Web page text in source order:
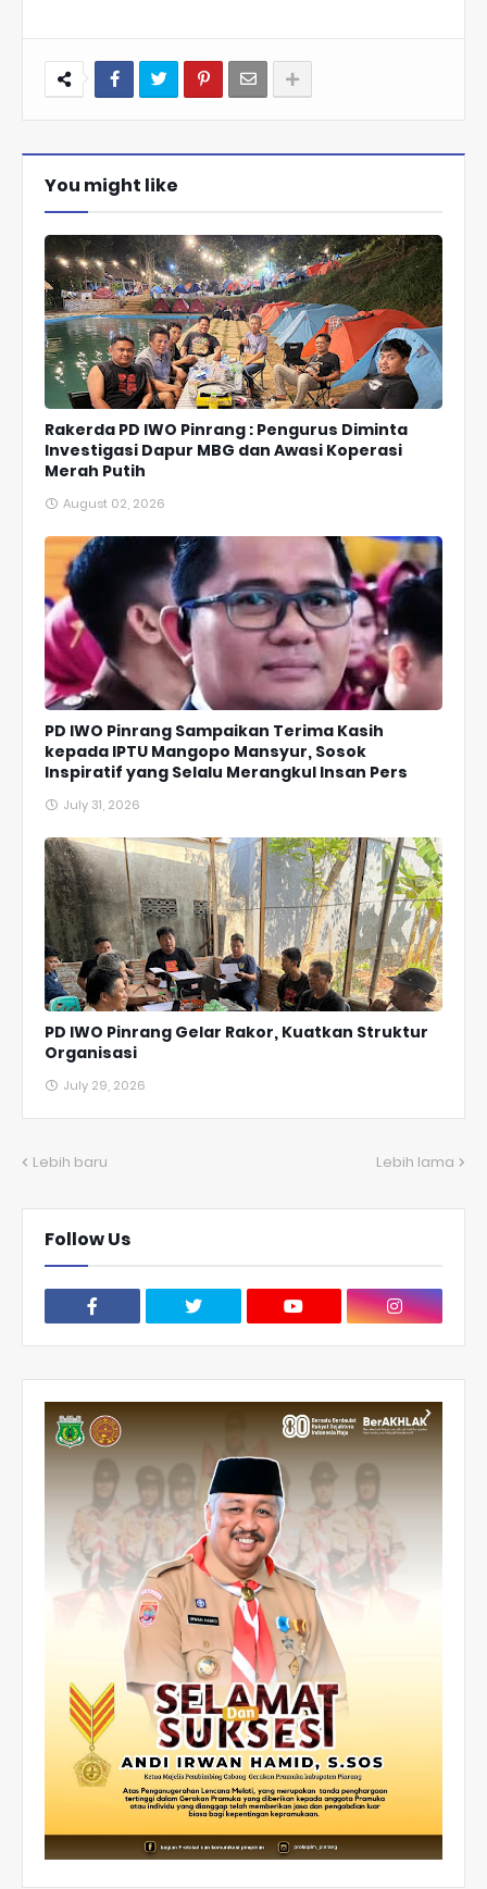
You might like
Rakerda PD IWO Pinrang : Pengurus Diminta
Investigasi Dapur MBG dan Awasi Koperasi
Merah Putih
August 02, 2026
PD IWO Pinrang Sampaikan Terima Kasih
kepada IPTU Mangopo Mansyur, Sosok
Inspiratif yang Selalu Merangkul Insan Pers
July 31, 2026
PD IWO Pinrang Gelar Rakor, Kuatkan Struktur
Organisasi
July 29, 2026
Lebih baru Lebih lama
Follow Us